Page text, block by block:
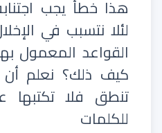
لئلا نتسبب في
القواعد المعمول
كيف ذلك؟ نعلم أن
تنطق فلا تكتبها
للكلمات